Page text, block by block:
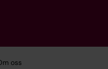
oss